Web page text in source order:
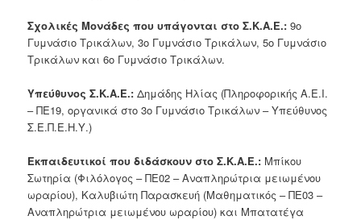
Σχολικές Μονάδες που υπάγονται στο Σ.Κ.Α.Ε.: 9ο
Γυμνάσιο Τρικάλων, 3ο Γυμνάσιο Τρικάλων, 5ο Γυμνάσιο
Τρικάλων και 6ο Γυμνάσιο Τρικάλων.
Υπεύθυνος Σ.Κ.Α.Ε.: Δημάδης Ηλίας (Πληροφορικής Α.Ε.Ι.
– ΠΕ19, οργανικά στο 3ο Γυμνάσιο Τρικάλων – Υπεύθυνος
Σ.Ε.Π.Ε.Η.Υ.)
Εκπαιδευτικοί που διδάσκουν στο Σ.Κ.Α.Ε.: Μπίκου
Σωτηρία (Φιλόλογος – ΠΕ02 – Αναπληρώτρια μειωμένου
ωραρίου), Καλυβιώτη Παρασκευή (Μαθηματικός – ΠΕ03 –
Αναπληρώτρια μειωμένου ωραρίου) και Μπατατέγα